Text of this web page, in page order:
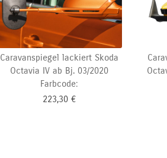
Caravanspiegel lackiert Skoda
Octavia IV ab Bj. 03/2020
Farbcode:
223,30€